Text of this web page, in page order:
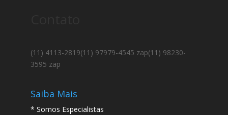
(11) 4113-2819(11) 97979-4545 zap(11) 98230-
3595 zap
Saiba Mais
* Somos Especialistas